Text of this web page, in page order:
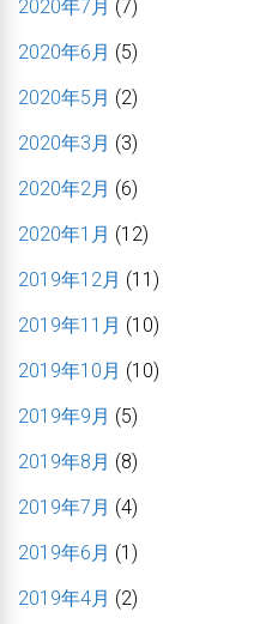
2020年7月 (7)
2020年6月 (5)
2020年5月 (2)
2020年3月 (3)
2020年2月 (6)
2020年1月 (12)
2019年12月 (11)
2019年11月 (10)
2019年10月 (10)
2019年9月 (5)
2019年8月 (8)
2019年7月 (4)
2019年6月 (1)
2019年4月 (2)